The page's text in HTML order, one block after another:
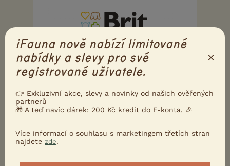
iFauna nově nabízí limitované
nabídky a slevy pro své
registrované uživatele.
×
👉 Exkluzivní akce, slevy a novinky od našich ověřených
partnerů
🎁 A teď navíc dárek: 200 Kč kredit do F-konta. 🎉
Více informací o souhlasu s marketingem třetích stran
najdete zde.